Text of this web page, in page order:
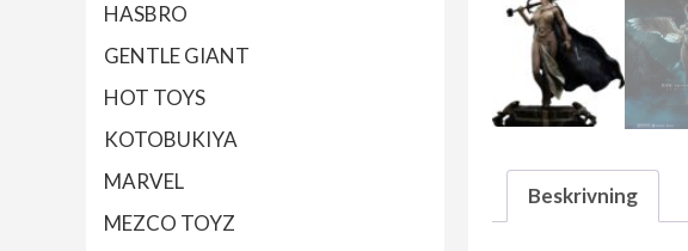
Beskrivning
HASBRO
GENTLE GIANT
HOT TOYS
KOTOBUKIYA
MARVEL
MEZCO TOYZ